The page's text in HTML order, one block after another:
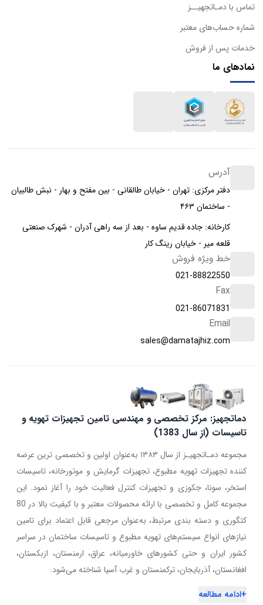
تماس با دمـاتجهیــز
شماره حساب‌های معتبر
خدمات پس از فروش
نمادهای ما
آدرس
دفتر مرکزی: تهران - خیابان طالقانی - بین مفتح و بهار - نبش طالبیان
- ساختمان ۴۶۳
کارخانه: جاده قدیم ساوه - بعد از سه راهی آدران - شهرک صنعتی
قلعه میر - خیابان رینگ کار
خط ویژه فروش
021-88822550
Fax
021-86071831
Email
sales@damatajhiz.com
دماتجهیز: مرکز تخصصی و مهندسی تامین تجهیزات تهویه و
تاسیسات (از سال 1383)
مجموعه دمـاتجهیـز از سال ۱۳۸۳ به‌عنوان اولین و تخصصی ترین عرضه
کننده تجهیزات تهویه مطبوع، تجهیزات گرمایش و موتورخانه، تاسیسات
استخر، سونا، جکوزی و تجهیزات کنترل فعالیت خود را آغاز نمود. این
مجموعه کامل و تخصصی با ارائه محصولات معتبر و با کیفیت بالا در 80
کتگوری و دسته بندی مرتبط، به‌عنوان مرجعی قابل اعتماد برای تامین
نیازهای انواع سیستم‌های تهویه مطبوع و تاسیسات ساختمان در سراسر
کشور ایران و حتی کشورهای خاورمیانه، عراق، ارمنستان، ازبکستان،
افغانستان، آذربایجان، ترکمنستان و غرب آسیا شناخته می‌شود.
+ادامه مطالعه